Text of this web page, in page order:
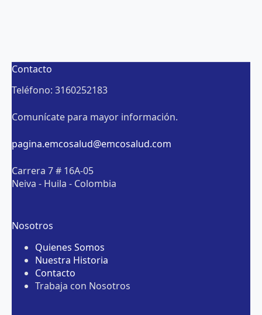
Contacto
Teléfono: 3160252183
Comunícate para mayor información.
pagina.emcosalud@emcosalud.com
Carrera 7 # 16A-05
Neiva - Huila - Colombia
Nosotros
Quienes Somos
Nuestra Historia
Contacto
Trabaja con Nosotros